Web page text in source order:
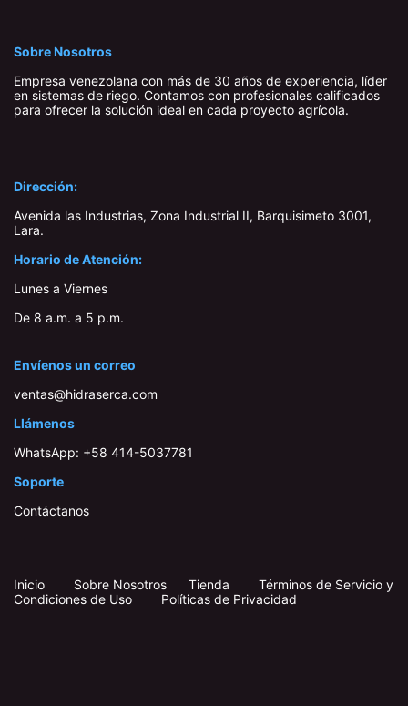
Sobre Nosotros
Empresa venezolana con más de 30 años de experiencia, líder
en sistemas de riego. Contamos con profesionales calificados
para ofrecer la solución ideal en cada proyecto agrícola.
Dirección:
Avenida las Industrias, Zona Industrial II, Barquisimeto 3001,
Lara​.
Horario de Atención:
Lunes a Viernes
De 8 a.m. a 5 p.m.
Envíenos un correo
ventas@hidraserca.com
Llámenos
WhatsApp: +58 414-503778​1
Soporte
Contáctanos
Inicio Sobre Nosotros Tienda
Términos de Servicio y
Condiciones de Uso
Políticas de Privacidad